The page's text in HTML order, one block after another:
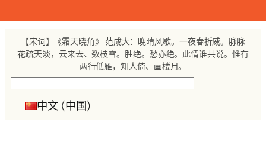
至
【宋词】《霜天晓角》 范成大：晚晴风歇。一夜春折威。脉脉
花疏天淡，云来去、数枝雪。胜绝。愁亦绝。此情谁共说。惟有
两行低雁，知人倚、画楼月。
中文 (中国)